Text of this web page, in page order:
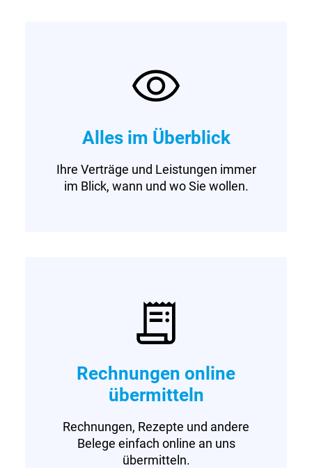
Alles im Überblick
Ihre Verträge und Leistungen immer
im Blick, wann und wo Sie wollen.
Rechnungen online
übermitteln
Rechnungen, Rezepte und andere
Belege einfach online an uns
übermitteln.